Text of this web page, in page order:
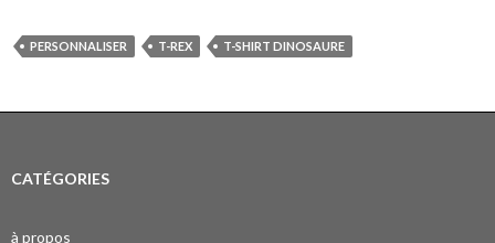
PERSONNALISER T-REX T-SHIRT DINOSAURE
CATÉGORIES
à propos